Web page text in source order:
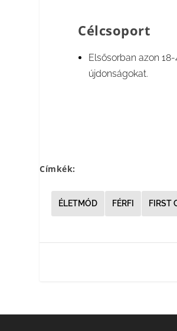
Célcsoport
Elsősorban azon
újdonságokat.
Címkék:
ÉLETMÓD FÉRFI FIRST